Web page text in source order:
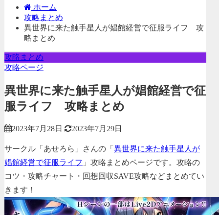
ホーム
攻略まとめ
異世界に来た触手星人が娼館経営で征服ライフ 攻
略まとめ
攻略まとめ
攻略ページ
異世界に来た触手星人が娼館経営で征
服ライフ 攻略まとめ
2023年7月28日 2023年7月29日
サークル「あせろら」さんの「 異世界に来た触手星人が
娼館経営で征服ライフ 」攻略まとめページです。攻略の
コツ・攻略チャート・回想回収SAVE攻略などまとめてい
きます！